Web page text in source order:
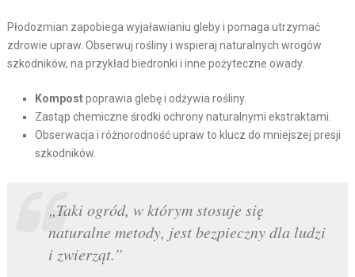
Płodozmian zapobiega wyjaławianiu gleby i pomaga utrzymać
zdrowie upraw. Obserwuj rośliny i wspieraj naturalnych wrogów
szkodników, na przykład biedronki i inne pożyteczne owady.
Kompostpoprawia glebę i odżywia rośliny.
Zastąp chemiczne środki ochrony naturalnymi ekstraktami.
Obserwacja i różnorodność upraw to klucz do mniejszej presji
szkodników.
„Taki ogród, w którym stosuje się
naturalne metody, jest bezpieczny dla ludzi
i zwierząt.”